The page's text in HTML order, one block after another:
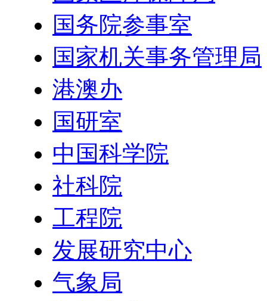
国务院参事室
国家机关事务管理局
港澳办
国研室
中国科学院
社科院
工程院
发展研究中心
气象局